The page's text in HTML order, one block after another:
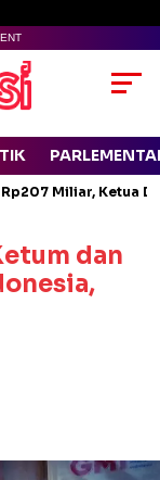
Miliar, Ketua
dan